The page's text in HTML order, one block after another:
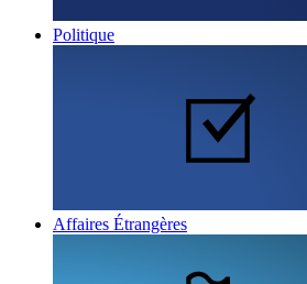
Politique
Affaires Étrangères